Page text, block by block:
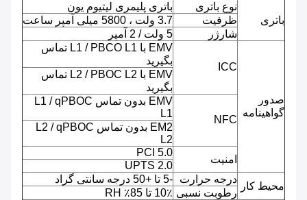
باتری
نوع باتری
باتری پلیمری لیتیوم یون
ظرفیت
3.7 ولت ، 5800 میلی آمپر ساعت
شارژر
5 ولت / 2 آمپر
صدور
گواهینامه
ICC
EMV با L1 / PBCO L1 تماس
بگیرید
EMV با L2 / PBOC L2 تماس
بگیرید
NFC
EMV بدون تماس L1 / qPBOC
L1
EM2 بدون تماس L2 / qPBOC
L2
امنیت
PCI 5.0
UPTS 2.0
محیط کار
درجه حرارت
-5 تا +50 درجه سانتی گراد
رطوبت نسبی 10٪ تا 85٪ RH